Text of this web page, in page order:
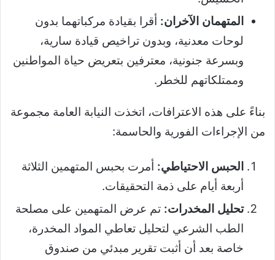
المتهمان الآخران: أقرا بقيادة مركباتهما بدون
لوحات معدنية، وبدون تراخيص قيادة سارية،
وبسرعة جنونية، معترفين بتعريض حياة المواطنين
وممتلكاتهم للخطر.
بناءً على هذه الاعترافات، اتخذت النيابة العامة مجموعة
من الإجراءات الفورية والحاسمة:
الحبس الاحتياطي: أمرت بحبس المتهمين الثلاثة
أربعة أيام على ذمة التحقيقات.
تحليل المخدرات: تم عرض المتهمين على مصلحة
الطب الشرعي لتحليل تعاطي المواد المخدرة،
خاصة بعد أن أثبت تقرير مبدئي من صندوق